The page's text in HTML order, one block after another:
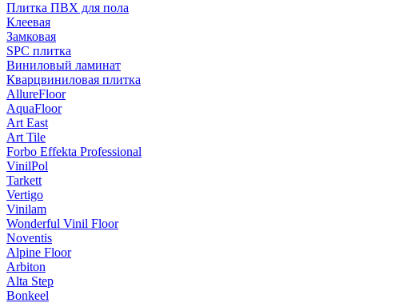
Плитка ПВХ для пола
Клеевая
Замковая
SPC плитка
Виниловый ламинат
Кварцвиниловая плитка
AllureFloor
AquaFloor
Art East
Art Tile
Forbo Effekta Professional
VinilPol
Tarkett
Vertigo
Vinilam
Wonderful Vinil Floor
Noventis
Alpine Floor
Arbiton
Alta Step
Bonkeel